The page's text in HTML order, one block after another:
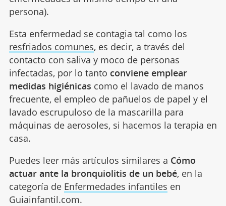
persona).
Esta enfermedad se contagia tal como los
resfriados comunes, es decir, a través del
contacto con saliva y moco de personas
infectadas, por lo tanto conviene emplear
medidas higiénicas como el lavado de manos
frecuente, el empleo de pañuelos de papel y el
lavado escrupuloso de la mascarilla para
máquinas de aerosoles, si hacemos la terapia en
casa.
Puedes leer más artículos similares a Cómo
actuar ante la bronquiolitis de un bebé, en la
categoría de Enfermedades infantiles en
Guiainfantil.com.